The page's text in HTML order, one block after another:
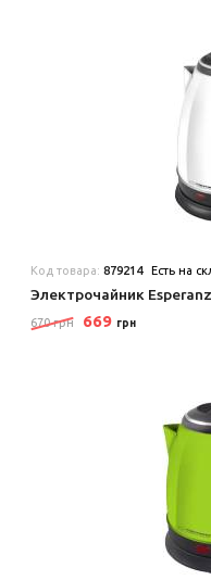
Код товара:879214 Есть на
Электрочайник
670 грн 669 грн